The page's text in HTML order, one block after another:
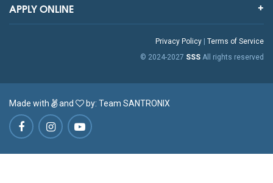
APPLY ONLINE
Privacy Policy
Terms of Service
© 2024-2027 SSS All rights reserved
Made with and by: Team SANTRONIX